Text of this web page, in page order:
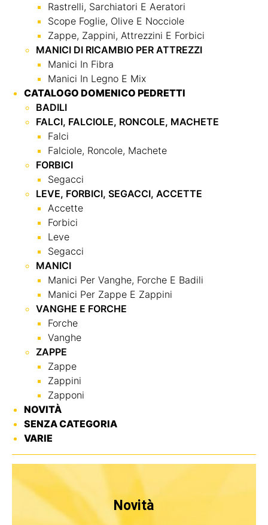
Rastrelli, Sarchiatori E Aeratori
Scope Foglie, Olive E Nocciole
Zappe, Zappini, Attrezzini E Forbici
MANICI DI RICAMBIO PER ATTREZZI
Manici In Fibra
Manici In Legno E Mix
CATALOGO DOMENICO PEDRETTI
BADILI
FALCI, FALCIOLE, RONCOLE, MACHETE
Falci
Falciole, Roncole, Machete
FORBICI
Segacci
LEVE, FORBICI, SEGACCI, ACCETTE
Accette
Forbici
Leve
Segacci
MANICI
Manici Per Vanghe, Forche E Badili
Manici Per Zappe E Zappini
VANGHE E FORCHE
Forche
Vanghe
ZAPPE
Zappe
Zappini
Zapponi
NOVITÀ
SENZA CATEGORIA
VARIE
Novità